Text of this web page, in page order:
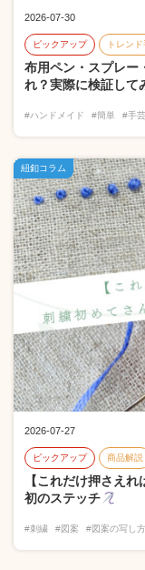
2026-07-30
ピックアップ トレン
布用ペン・スプレー
れ？実際に検証して
#ハンドメイド #簡単 #手芸
2026-07-27
ピックアップ 商品解説
【これだけ押さえ
初のステッチ
#刺繍 #図案 #図案の写し方
紐釦コラム